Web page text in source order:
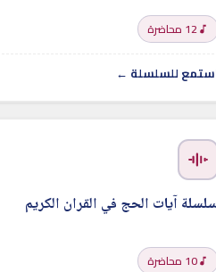
12 محاضرة
للسلسلة ←
آيات الحج في القران الكريم
10 محاضرة